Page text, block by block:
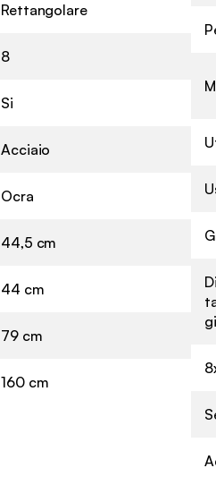
Rettangolare
8
Si
Acciaio
Ocra
44,5 cm
44 cm
79 cm
160 cm